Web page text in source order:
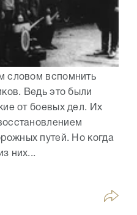
словом вспомнить
Ведь это были
от боевых дел. Их
путей. Но когда
них...